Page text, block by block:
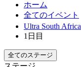
ホーム
全てのイベント
Ultra South
1日目
全てのステージ